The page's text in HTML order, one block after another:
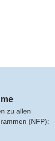
zu allen
(NFP):